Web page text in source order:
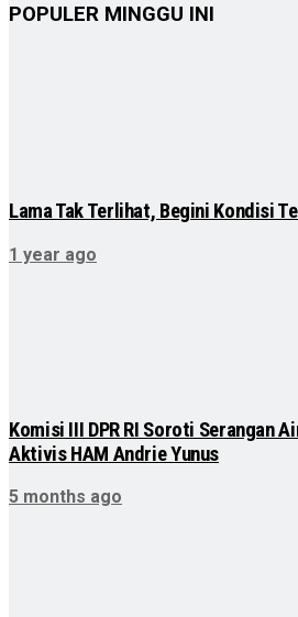
POPULER MINGGU INI
Lama Tak Terlihat, Begini Kondisi
1 year ago
Komisi III DPR RI Soroti Serangan
Aktivis HAM Andrie Yunus
5 months ago